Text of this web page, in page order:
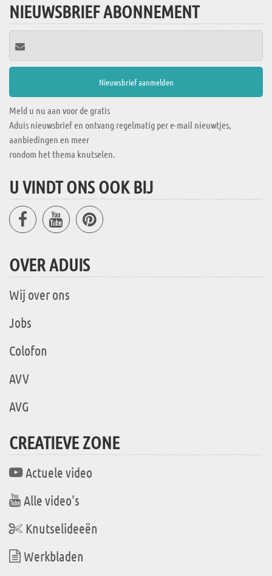
NIEUWSBRIEF ABONNEMENT
Meld u nu aan voor de gratis
Aduis nieuwsbrief en ontvang regelmatig per e-mail nieuwtjes,
aanbiedingen en meer
rondom het thema knutselen.
U VINDT ONS OOK BIJ
OVER ADUIS
Wij over ons
Jobs
Colofon
AVV
AVG
CREATIEVE ZONE
Actuele video
Alle video's
Knutselideeën
Werkbladen